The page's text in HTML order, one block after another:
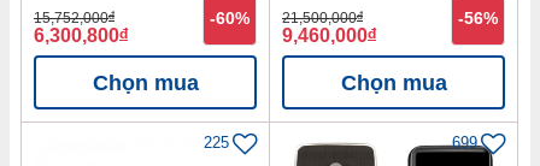
15,752,000đ
6,300,800đ
-60%
Chọn mua
21,500,000đ
9,460,000đ
-56%
Chọn mua
225 699